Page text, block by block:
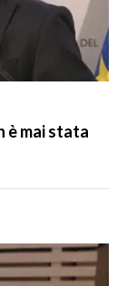
è mai stata